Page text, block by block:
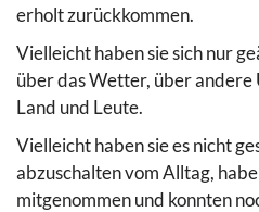
erholt zurückkommen.
Vielleicht haben sie sich nur
über das Wetter, über
Land und Leute.
Vielleicht haben sie es nicht
abzuschalten vom Alltag,
mitgenommen und konnten